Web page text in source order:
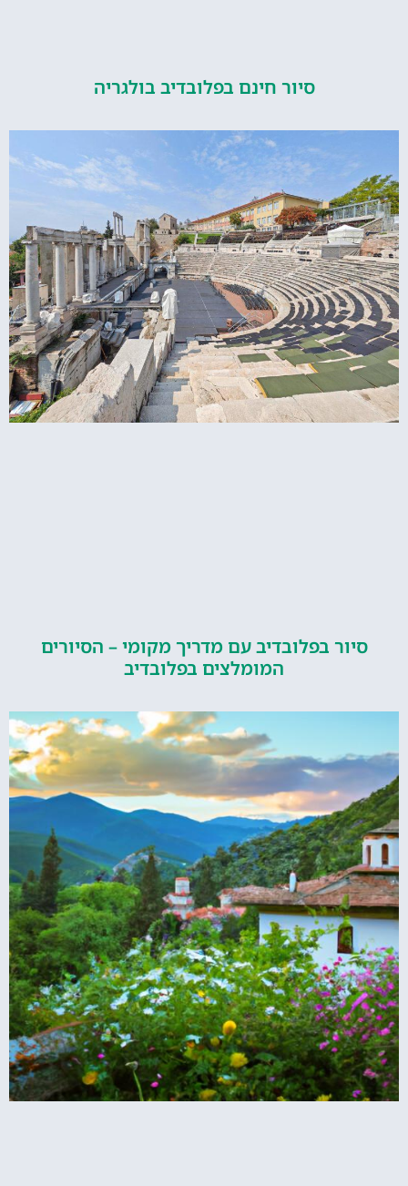
סיור חינם בפלובדיב בולגריה
בפלובדיב עם מדריך מקומי – הסיורים
המומלצים בפלובדיב